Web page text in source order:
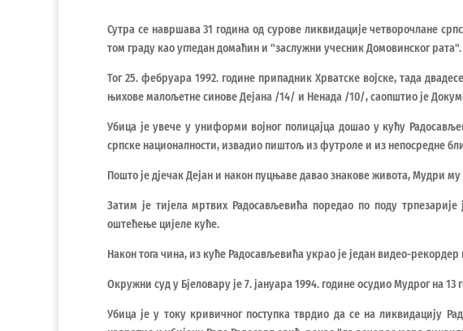
Сутра се навршава 31 година од сурове ликвидације четворочлане
том граду као угледан домаћин и "заслужни учесник Домовинског рата".
Тог 25. фебруара 1992. године припадник Хрватске војске, тада
њихове малољетне синове Дејана /14/ и Ненада /10/, саопштио је
Убица је увече у униформи војног полицајца дошао у кућу
српске националности, извадио пиштољ из футроле и из непосредне
Пошто је дјечак Дејан и након пуцњаве давао знакове живота, Мудри
Затим је тијела мртвих Радосављевића поредао по поду
оштећење цијеле куће.
Након тога чина, из куће Радосављевића украо је један видео-
Окружни суд у Бјеловару је 7. јануара 1994. године осудио Мудрог на
Убица је у току кривичног поступка тврдио да се на ликвидацију